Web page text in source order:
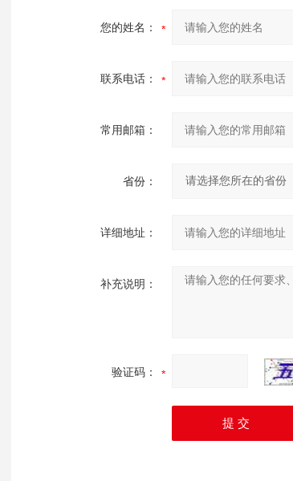
您的姓名：
联系电话：
常用邮箱：
省份：
详细地址：
补充说明：
验证码：